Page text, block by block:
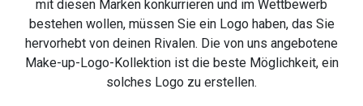
mit diesen Marken konkurrieren und im Wettbewerb
bestehen wollen, müssen Sie ein Logo haben, das Sie
hervorhebt von deinen Rivalen. Die von uns angebotene
Make-up-Logo-Kollektion ist die beste Möglichkeit, ein
solches Logo zu erstellen.